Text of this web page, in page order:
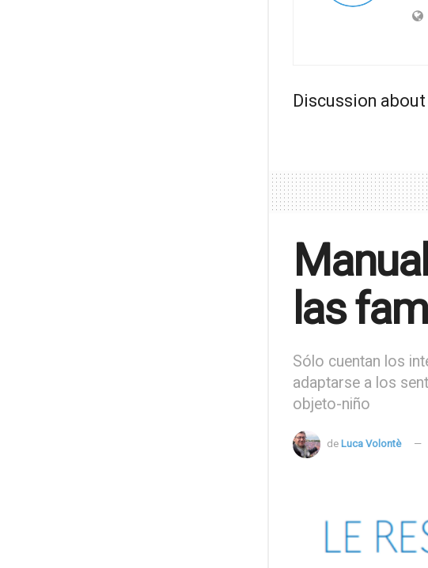
Discussion
las
Sólo cuentan los
adaptarse a los
objeto-niño
de Luca Volontè